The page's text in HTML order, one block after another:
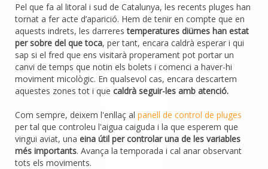
Pel que fa al litoral i sud de Catalunya, les recents pluges han
tornat a fer acte d’aparició. Hem de tenir en compte que en
aquests indrets, les darreres temperatures diürnes han estat
per sobre del que toca, per tant, encara caldrà esperar i qui
sap si el fred que ens visitarà properament pot portar un
canvi de temps que notin els bolets i comenci a haver-hi
moviment micològic. En qualsevol cas, encara descartem
aquestes zones tot i que caldrà seguir-les amb atenció.
Com sempre, deixem l'enllaç al panell de control de pluges
per tal que controleu l'aigua caiguda i la que esperem que
vingui aviat, una eina útil per controlar una de les variables
més importants. Avança la temporada i cal anar observant
tots els moviments.